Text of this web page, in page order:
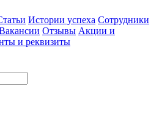
Истории успеха Сотрудники
Отзывы Акции и
и реквизиты